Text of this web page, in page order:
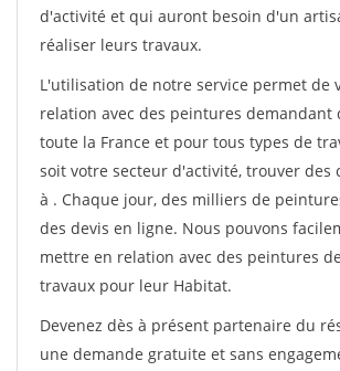
d'activité et qui auront besoin d'un
réaliser leurs travaux.
L'utilisation de notre service permet de
relation avec des peintures demandant
toute la France et pour tous types de
soit votre secteur d'activité, trouver des
à . Chaque jour, des milliers de
des devis en ligne. Nous pouvons
mettre en relation avec des peintures
travaux pour leur Habitat.
Devenez dès à présent partenaire du
une demande gratuite et sans